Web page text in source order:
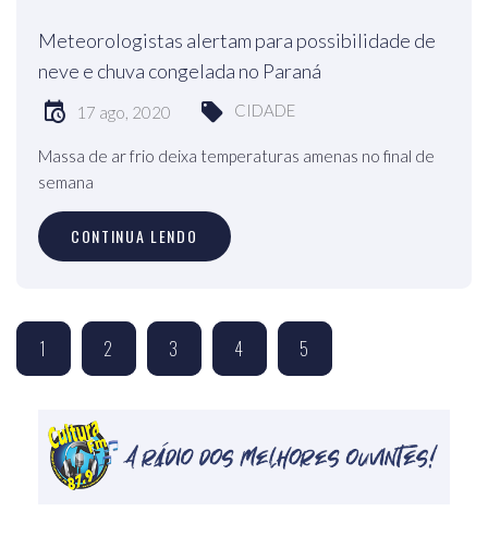
Meteorologistas alertam para possibilidade de
neve e chuva congelada no Paraná
17 ago, 2020 CIDADE
Massa de ar frio deixa temperaturas amenas no final de
semana
CONTINUA LENDO
1 2 3 4 5